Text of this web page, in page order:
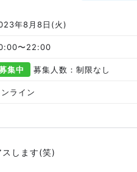
年8月8日(火)
〜22:00
集中 募集人数：制限なし
ライン
します(笑)